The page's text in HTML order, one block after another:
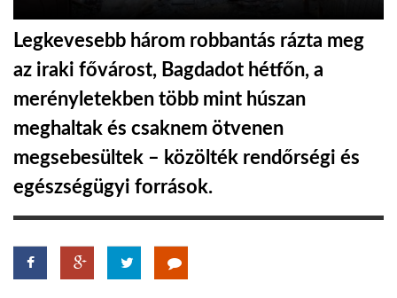
LINKTR.EE
GLOBOZSARU
DOBRAVERO.HU
LATIMO.HU
GLOBOBOOK
Legkevesebb három robbantás rázta meg
az iraki fővárost, Bagdadot hétfőn, a
merényletekben több mint húszan
meghaltak és csaknem ötvenen
megsebesültek – közölték rendőrségi és
egészségügyi források.